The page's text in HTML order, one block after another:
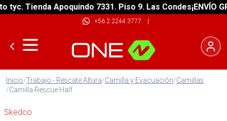
Tienda Apoquindo 7331. Piso 9. Las Condes¡ENVÍO
+56 2 2244 3777 |
Inicio/Trabajo - Rescate Altura/Camilla y Evacuación/Camillas
/Camilla Rescue Half
Skedco